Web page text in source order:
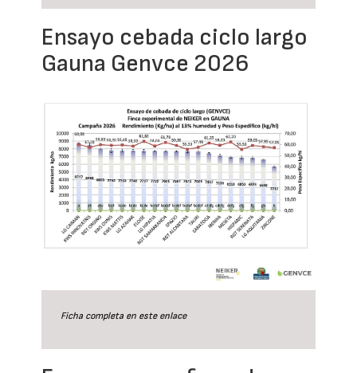
Ensayo cebada ciclo largo
Gauna Genvce 2026
Ficha completa en este enlace